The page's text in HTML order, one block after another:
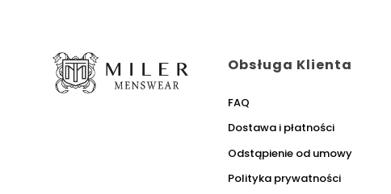
Obsługa Klienta
FAQ
Dostawa i płatności
Odstąpienie od umowy
Polityka prywatności